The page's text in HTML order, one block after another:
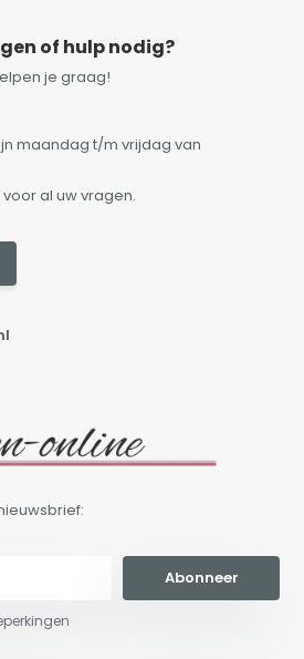
of hulp nodig?
je graag!
maandag t/m vrijdag van
al uw vragen.
Abonneer